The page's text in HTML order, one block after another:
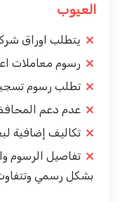
العيوب
يتطلب اوراق
رسوم معاملات
تطلب رسوم
عدم دعم المحافظ
تكاليف إضافية
تفاصيل الرسوم
بشكل رسمي